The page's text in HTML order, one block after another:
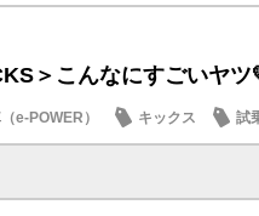
＞こんなにすごいヤツ
e-POWER） キックス
試